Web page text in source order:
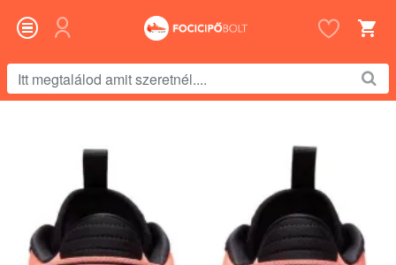
megtalálod